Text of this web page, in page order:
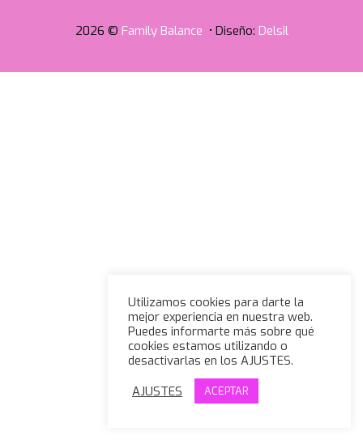
2026 © Family Balance • Diseño: Delsil
Utilizamos cookies para darte la
mejor experiencia en nuestra web.
Puedes informarte más sobre qué
cookies estamos utilizando o
desactivarlas en los AJUSTES.
AJUSTES
ACEPTAR